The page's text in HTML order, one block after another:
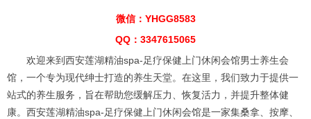
微信：YHGG8583
QQ：3347615065
欢迎来到西安莲湖精油spa-足疗保健上门休闲会馆男士养生会
馆，一个专为现代绅士打造的养生天堂。在这里，我们致力于提供一
站式的养生服务，旨在帮助您缓解压力、恢复活力，并提升整体健
康。西安莲湖精油spa-足疗保健上门休闲会馆是一家集桑拿、按摩、